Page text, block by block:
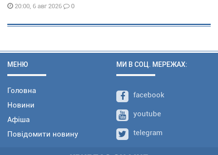
20:00, 6 авг 2026 0
МЕНЮ
Головна
Новини
Афіша
Повідомити новину
МИ В СОЦ. МЕРЕЖАХ:
facebook
youtube
telegram